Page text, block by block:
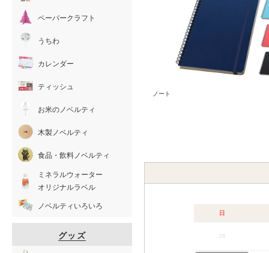
ノート
日
26
ペーパークラフト
うちわ
カレンダー
ティッシュ
お米のノベルティ
木製ノベルティ
食品・飲料ノベルティ
ミネラルウォーター
オリジナルラベル
ノベルティいろいろ
グッズ